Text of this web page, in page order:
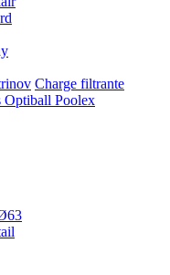
Charge filtrante
Optiball Poolex